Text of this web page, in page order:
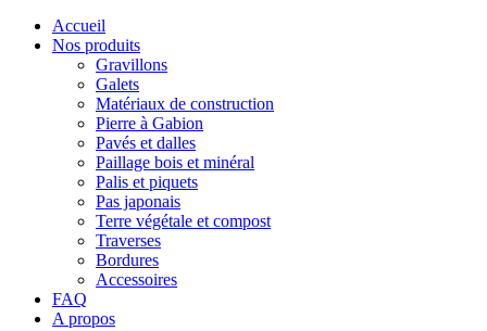
Accueil
Nos produits
Gravillons
Galets
Matériaux de construction
Pierre à Gabion
Pavés et dalles
Paillage bois et minéral
Palis et piquets
Pas japonais
Terre végétale et compost
Traverses
Bordures
Accessoires
FAQ
A propos